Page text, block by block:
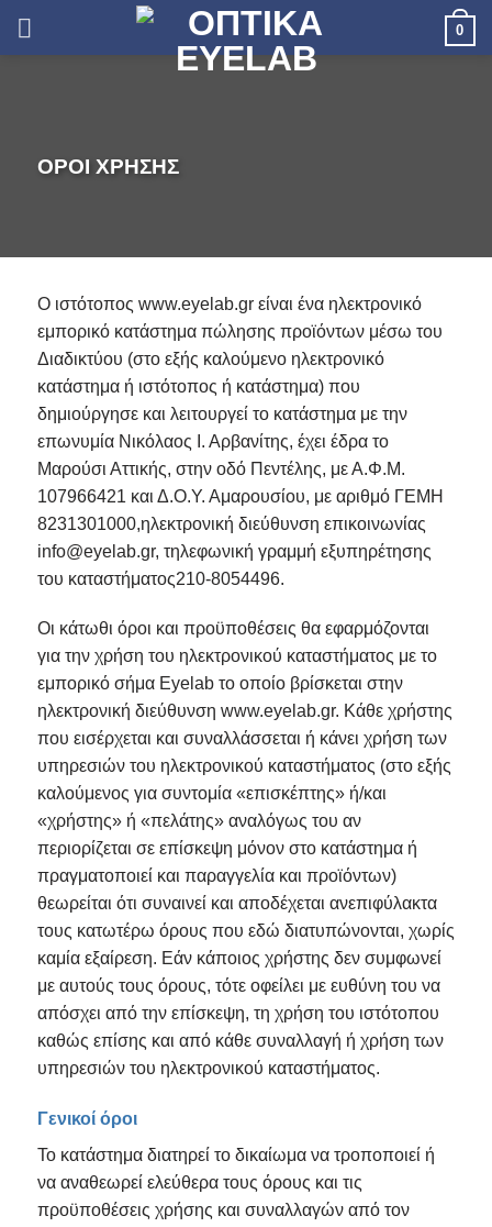
0
ΟΡΟΙ ΧΡΗΣΗΣ
O ιστότοπος www.eyelab.gr είναι ένα ηλεκτρονικό
εμπορικό κατάστημα πώλησης προϊόντων μέσω του
Διαδικτύου (στο εξής καλούμενο ηλεκτρονικό
κατάστημα ή ιστότοπος ή κατάστημα) που
δημιούργησε και λειτουργεί το κατάστημα με την
επωνυμία Νικόλαος Ι. Αρβανίτης, έχει έδρα το
Μαρούσι Αττικής, στην οδό Πεντέλης, με Α.Φ.Μ.
107966421 και Δ.Ο.Υ. Αμαρουσίου, με αριθμό ΓΕΜΗ
8231301000,ηλεκτρονική διεύθυνση επικοινωνίας
info@eyelab.gr, τηλεφωνική γραμμή εξυπηρέτησης
του καταστήματος210-8054496.
Οι κάτωθι όροι και προϋποθέσεις θα εφαρμόζονται
για την χρήση του ηλεκτρονικού καταστήματος με το
εμπορικό σήμα Eyelab το οποίο βρίσκεται στην
ηλεκτρονική διεύθυνση www.eyelab.gr. Κάθε χρήστης
που εισέρχεται και συναλλάσσεται ή κάνει χρήση των
υπηρεσιών του ηλεκτρονικού καταστήματος (στο εξής
καλούμενος για συντομία «επισκέπτης» ή/και
«χρήστης» ή «πελάτης» αναλόγως του αν
περιορίζεται σε επίσκεψη μόνον στο κατάστημα ή
πραγματοποιεί και παραγγελία και προϊόντων)
θεωρείται ότι συναινεί και αποδέχεται ανεπιφύλακτα
τους κατωτέρω όρους που εδώ διατυπώνονται, χωρίς
καμία εξαίρεση. Εάν κάποιος χρήστης δεν συμφωνεί
με αυτούς τους όρους, τότε οφείλει με ευθύνη του να
απόσχει από την επίσκεψη, τη χρήση του ιστότοπου
καθώς επίσης και από κάθε συναλλαγή ή χρήση των
υπηρεσιών του ηλεκτρονικού καταστήματος.
Γενικοί όροι
Το κατάστημα διατηρεί το δικαίωμα να τροποποιεί ή
να αναθεωρεί ελεύθερα τους όρους και τις
προϋποθέσεις χρήσης και συναλλαγών από τον